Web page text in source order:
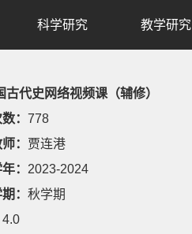
科学研究 教学研究
古代史网络视频课（辅修）
： 778
：
贾连港
： 2023-2024
： 秋学期
4.0